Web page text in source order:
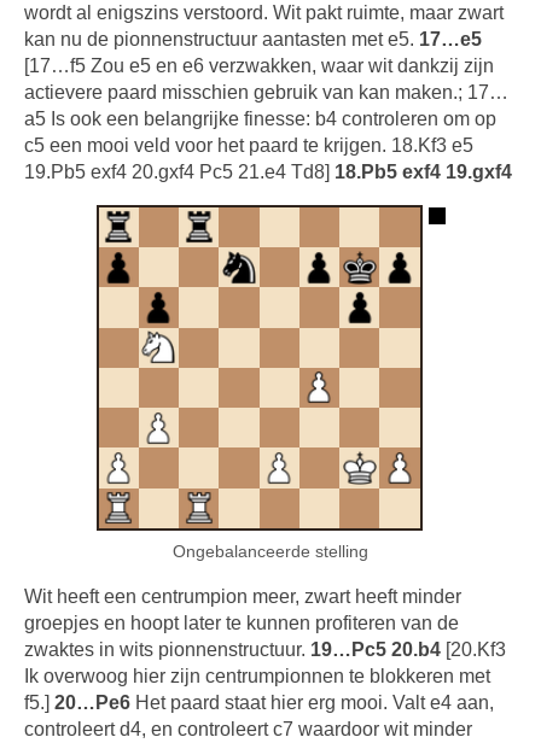
wordt al enigszins verstoord. Wit pakt ruimte, maar zwart
kan nu de pionnenstructuur aantasten met e5. 17…e5
[17…f5 Zou e5 en e6 verzwakken, waar wit dankzij zijn
actievere paard misschien gebruik van kan maken.; 17…
a5 Is ook een belangrijke finesse: b4 controleren om op
c5 een mooi veld voor het paard te krijgen. 18.Kf3 e5
19.Pb5 exf4 20.gxf4 Pc5 21.e4 Td8] 18.Pb5 exf4 19.gxf4
Ongebalanceerde stelling
Wit heeft een centrumpion meer, zwart heeft minder
groepjes en hoopt later te kunnen profiteren van de
zwaktes in wits pionnenstructuur. 19…Pc5 20.b4 [20.Kf3
Ik overwoog hier zijn centrumpionnen te blokkeren met
f5.] 20…Pe6 Het paard staat hier erg mooi. Valt e4 aan,
controleert d4, en controleert c7 waardoor wit minder